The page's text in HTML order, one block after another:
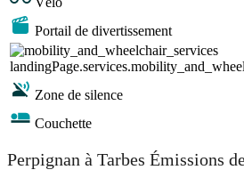
Portail de divertissement
Zone de silence
Couchette
Perpignan à Tarbes Émissions